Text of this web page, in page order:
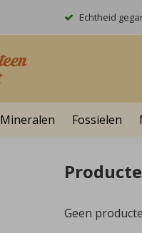
Echtheid
Mineralen Fossielen
Geen